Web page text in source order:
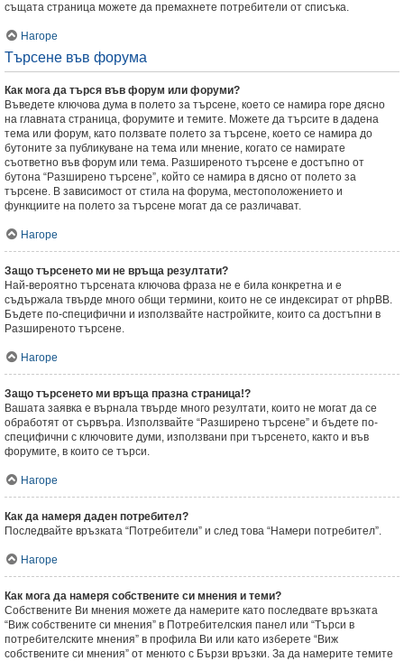
същата страница можете да премахнете потребители от списъка.
Нагоре
Търсене във форума
Как мога да търся във форум или форуми?
Въведете ключова дума в полето за търсене, което се намира горе дясно
на главната страница, форумите и темите. Можете да търсите в дадена
тема или форум, като ползвате полето за търсене, което се намира до
бутоните за публикуване на тема или мнение, когато се намирате
съответно във форум или тема. Разширеното търсене е достъпно от
бутона “Разширено търсене”, който се намира в дясно от полето за
търсене. В зависимост от стила на форума, местоположението и
функциите на полето за търсене могат да се различават.
Нагоре
Защо търсенето ми не връща резултати?
Най-вероятно търсената ключова фраза не е била конкретна и е
съдържала твърде много общи термини, които не се индексират от phpBB.
Бъдете по-специфични и използвайте настройките, които са достъпни в
Разширеното търсене.
Нагоре
Защо търсенето ми връща празна страница!?
Вашата заявка е върнала твърде много резултати, които не могат да се
обработят от сървъра. Използвайте “Разширено търсене” и бъдете по-
специфични с ключовите думи, използвани при търсенето, както и във
форумите, в които се търси.
Нагоре
Как да намеря даден потребител?
Последвайте връзката “Потребители” и след това “Намери потребител”.
Нагоре
Как мога да намеря собствените си мнения и теми?
Собствените Ви мнения можете да намерите като последвате връзката
“Виж собствените си мнения” в Потребителския панел или “Търси в
потребителските мнения” в профила Ви или като изберете “Виж
собствените си мнения” от менюто с Бързи връзки. За да намерите темите